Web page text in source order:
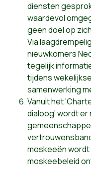
diensten
waardevol
geen doel op
Via
nieuwkomers
tegelijk
tijdens
samenwerking
Vanuit het
dialoog’ wordt
moskeeën wordt
moskeebeleid